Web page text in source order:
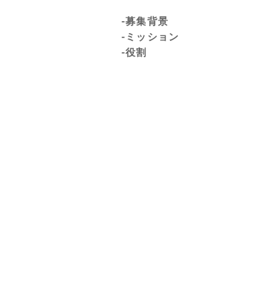
-募集背景
-ミッション
-役割